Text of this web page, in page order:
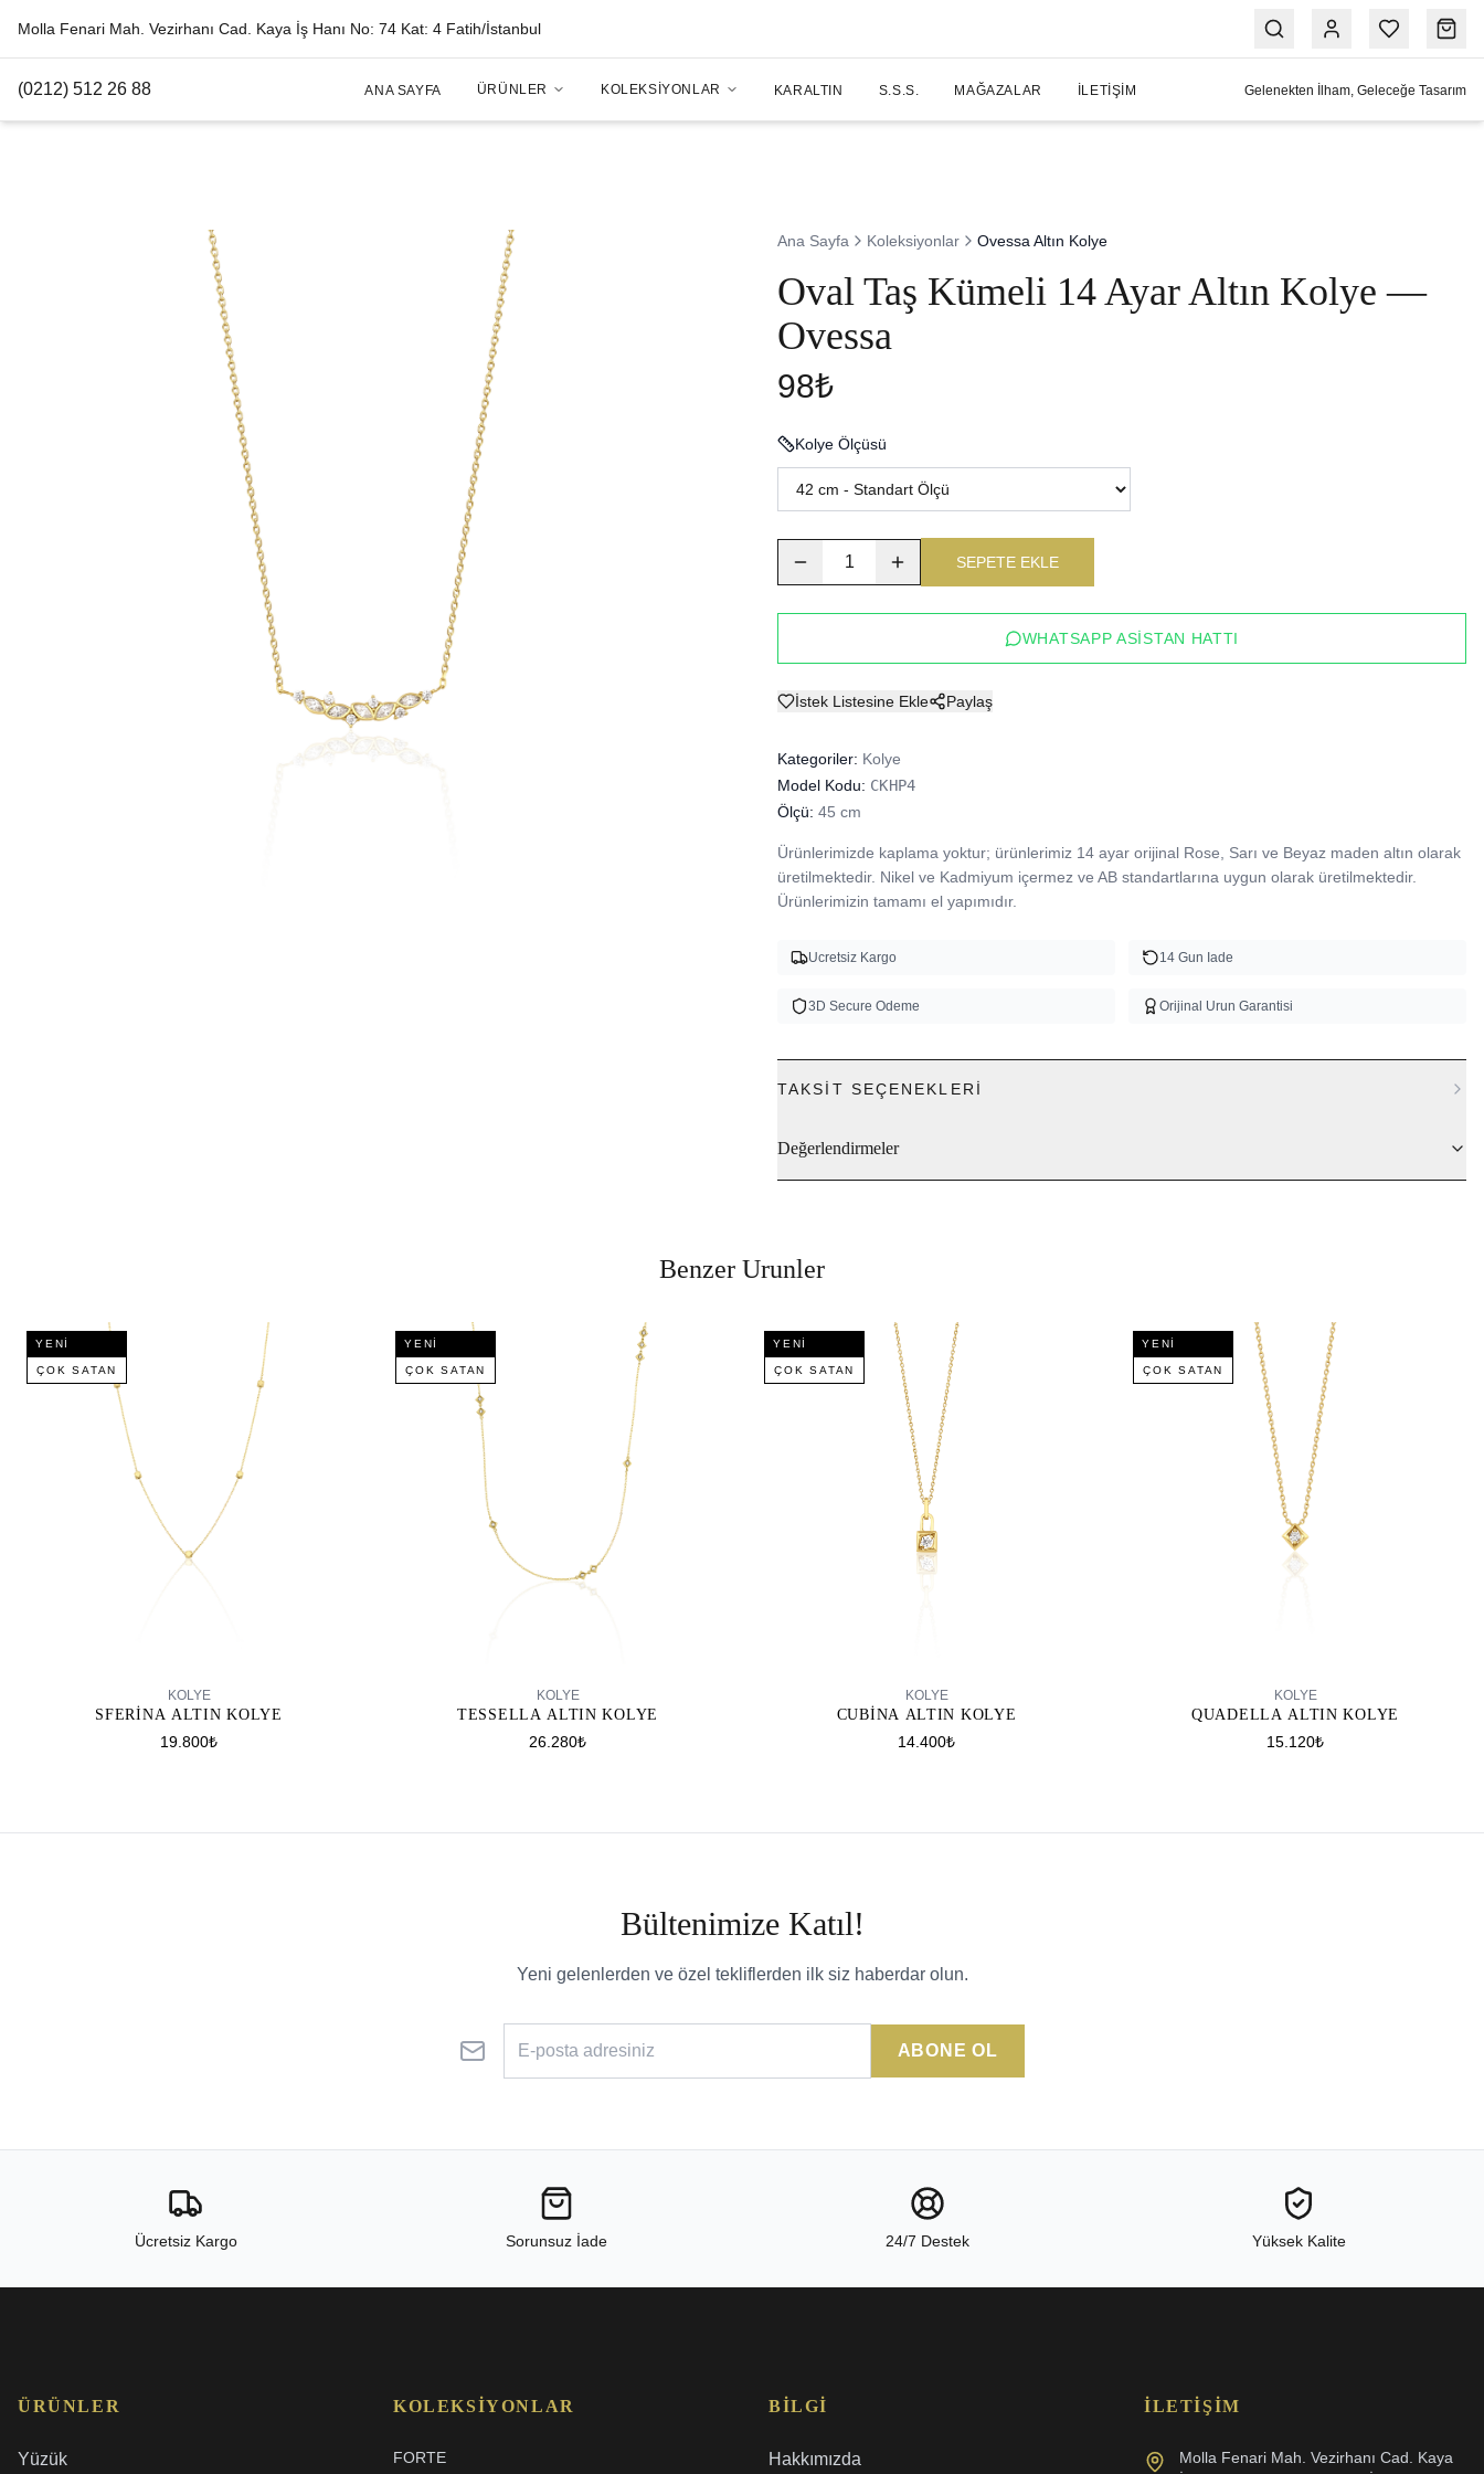
Molla Fenari Mah. Vezirhanı Cad. Kaya İş Hanı No: 74 Kat: 4 Fatih/İstanbul
(0212) 512 26 88 ANA SAYFA ÜRÜNLER KOLEKSIYONLAR KARALTIN S.S.S. MAĞAZALAR İLETIŞIM Gelenekten İlham, Geleceğe Tasarım
Ana Sayfa Koleksiyonlar Ovessa Altın Kolye
Oval Taş Kümeli 14 Ayar Altın Kolye —
Ovessa
98₺
Kolye Ölçüsü
1 SEPETE EKLE
WHATSAPP ASISTAN HATTI
İstek Listesine Ekle Paylaş
Kategoriler: Kolye
Model Kodu: CKHP4
Ölçü: 45 cm
Ürünlerimizde kaplama yoktur; ürünlerimiz 14 ayar orijinal Rose, Sarı ve Beyaz maden altın olarak
üretilmektedir. Nikel ve Kadmiyum içermez ve AB standartlarına uygun olarak üretilmektedir.
Ürünlerimizin tamamı el yapımıdır.
Ucretsiz Kargo 14 Gun Iade
3D Secure Odeme Orijinal Urun Garantisi
TAKSIT SEÇENEKLERI
Değerlendirmeler
Benzer Urunler
YENI
ÇOK SATAN
KOLYE
SFERINA ALTIN KOLYE
19.800₺
YENI
ÇOK SATAN
KOLYE
TESSELLA ALTIN KOLYE
26.280₺
YENI
ÇOK SATAN
KOLYE
CUBINA ALTIN KOLYE
14.400₺
YENI
ÇOK SATAN
KOLYE
QUADELLA ALTIN KOLYE
15.120₺
Bültenimize Katıl!
Yeni gelenlerden ve özel tekliflerden ilk siz haberdar olun.
ABONE OL
Ücretsiz Kargo Sorunsuz İade 24/7 Destek Yüksek Kalite
ÜRÜNLER
Yüzük
KOLEKSIYONLAR
FORTE
BILGI
Hakkımızda
İLETIŞIM
Molla Fenari Mah. Vezirhanı Cad. Kaya